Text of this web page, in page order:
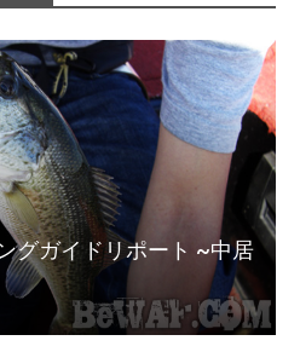
グガイドリポート ~中居